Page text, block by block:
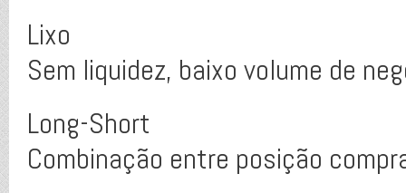
Lixo
Sem liquidez, baixo volume de
Long-Short
Combinação entre posição